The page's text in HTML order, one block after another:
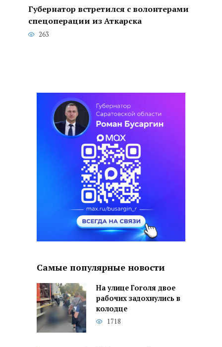
Губернатор встретился с волонтерами
спецоперации из Аткарска
263
Самые популярные новости
На улице Гоголя двое
рабочих задохнулись в
колодце
1718